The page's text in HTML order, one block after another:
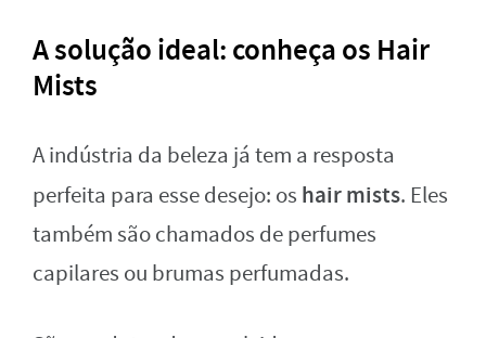
A solução ideal: conheça os Hair
Mists
A indústria da beleza já tem a resposta
perfeita para esse desejo: os hair mists. Eles
também são chamados de perfumes
capilares ou brumas perfumadas.